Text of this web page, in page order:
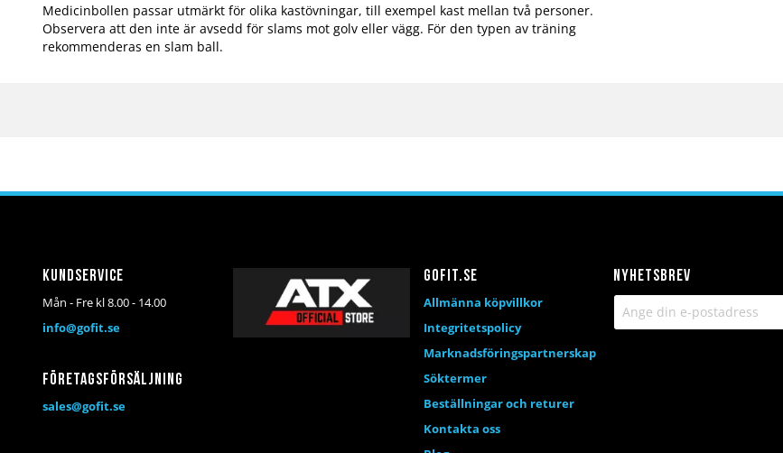
Medicinbollen passar utmärkt för olika kastövningar, till exempel kast mellan två personer.
Observera att den inte är avsedd för slams mot golv eller vägg. För den typen av träning
rekommenderas en slam ball.
Nyhetsbrev
Kundservice
Mån - Fre kl 8.00 - 14.00
info@gofit.se
Företagsförsäljning
sales@gofit.se
Gofit.se
Allmänna köpvillkor
Integritetspolicy
Marknadsföringspartnerskap
Söktermer
Beställningar och returer
Kontakta oss